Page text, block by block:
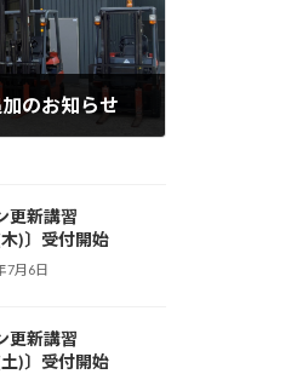
のお知らせ
更新講習
木)〕受付開始
7月6日
更新講習
土)〕受付開始